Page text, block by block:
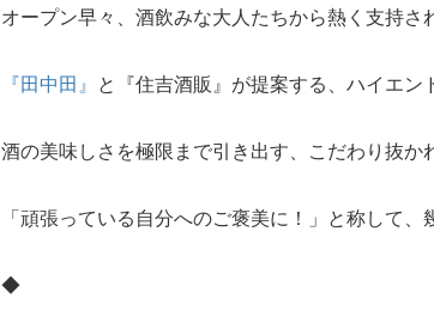
オープン早々、酒飲みな大人たちから熱く支持さ
『田中田』 と『住吉酒販』が提案する、ハイエン
酒の美味しさを極限まで引き出す、こだわり抜か
「頑張っている自分へのご褒美に！」と称して
◆